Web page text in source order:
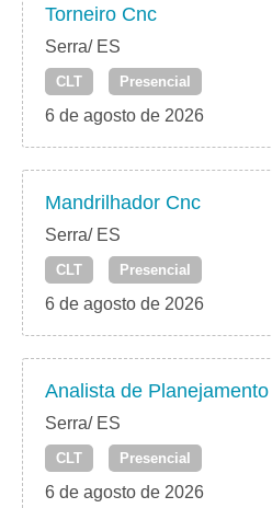
Torneiro Cnc
Serra/ ES
CLT Presencial
6 de agosto de 2026
Mandrilhador Cnc
Serra/ ES
CLT Presencial
6 de agosto de 2026
Analista de Planejamento
Serra/ ES
CLT Presencial
6 de agosto de 2026